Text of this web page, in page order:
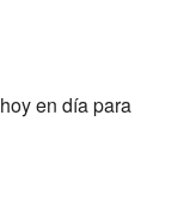
en día para